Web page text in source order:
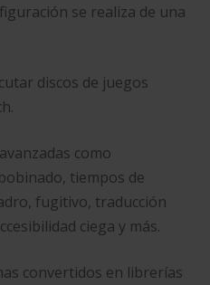
se realiza de una
discos de juegos
como
tiempos de
fugitivo, traducción
ciega y más.
convertidos en librerías